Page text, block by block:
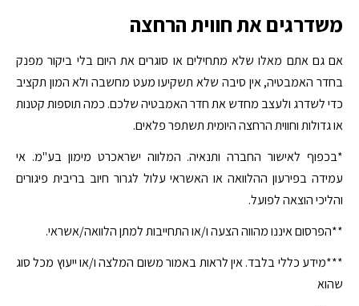
משדרגים את חווית הרחצה
אם גם אתם מאלו שלא מתחילים או סוגרים את היום בלי ביקור מפנק
בחדר האמבטיה, אין סיבה שלא תשקיעו מעט מחשבה ולא המון תקציב
כדי לשדרג ולעצב מחדש את חדר האמבטיה שלכם. כמה תוספות קטנות
או גדולות וחווית הרחצה היומית תשתפר פלאים.
*בכפוף לאישור החברה ותנאיה. המלווה ישראכרט מימון בע"מ. אי
עמידה בפירעון ההלוואה או האשראי עלול לגרור חיוב בריבית פיגורים
והליכי הוצאה לפועל.
**הפרסום איננו מהווה הצעה ו/או התחייבות למתן הלוואה/אשראי.
***מידע כללי בלבד. אין לראות באמור משום המלצה ו/או ייעוץ מכל סוג
שהוא